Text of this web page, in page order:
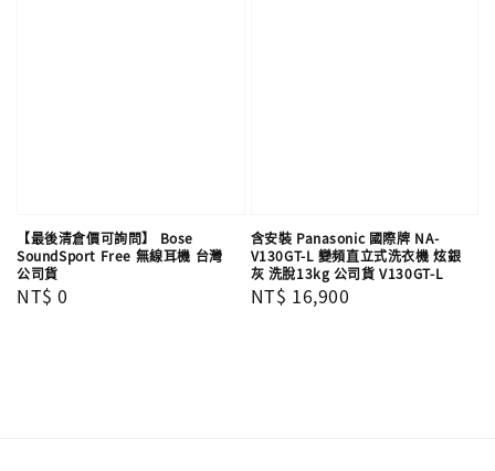
【最後清倉價可詢問】 Bose
SoundSport Free 無線耳機 台灣
公司貨
Regular
NT$ 0
含安裝 Panasonic 國際牌 NA-
V130GT-L 變頻直立式洗衣機 炫銀
灰 洗脫13kg 公司貨 V130GT-L
Regular
NT$ 16,900